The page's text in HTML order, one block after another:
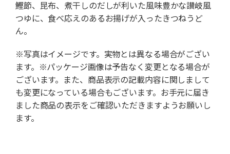
鰹節、昆布、煮干しのだしが利いた風味豊かな讃岐風
つゆに、食べ応えのあるお揚げが入ったきつねうど
ん。
※写真はイメージです。実物とは異なる場合がござい
ます。※パッケージ画像は予告なく変更となる場合が
ございます。また、商品表示の記載内容に関しまして
も変更になっている場合もございます。お手元に届き
ました商品の表示をご確認いただきますようお願いし
ます。